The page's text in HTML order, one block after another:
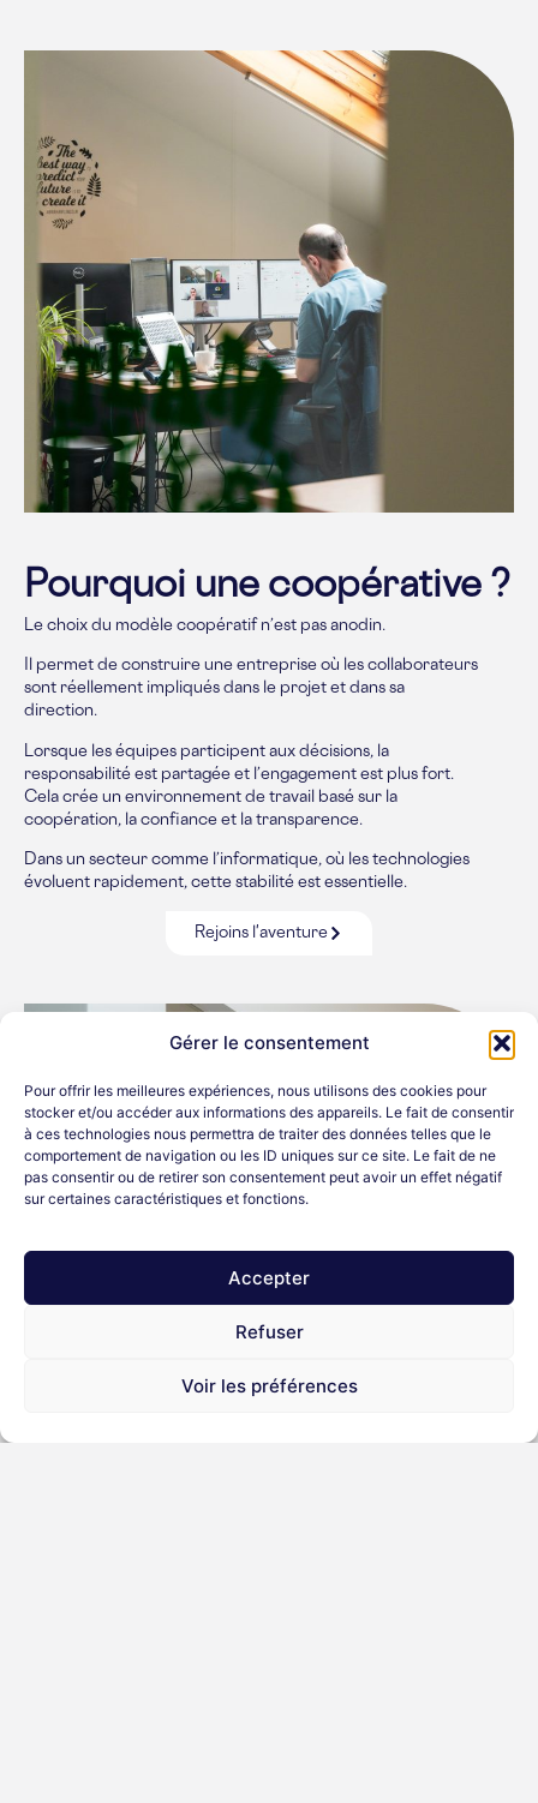
Gérer le consentement
Pour offrir les meilleures expériences, nous utilisons des cookies pour
stocker et/ou accéder aux informations des appareils. Le fait de consentir
à ces technologies nous permettra de traiter des données telles que le
comportement de navigation ou les ID uniques sur ce site. Le fait de ne
pas consentir ou de retirer son consentement peut avoir un effet négatif
sur certaines caractéristiques et fonctions.
Accepter
Refuser
Voir les préférences
Pourquoi une coopérative ?
Le choix du modèle coopératif n’est pas anodin.
Il permet de construire une entreprise où les collaborateurs
sont réellement impliqués dans le projet et dans sa
direction.
Lorsque les équipes participent aux décisions, la
responsabilité est partagée et l’engagement est plus fort.
Cela crée un environnement de travail basé sur la
coopération, la confiance et la transparence.
Dans un secteur comme l’informatique, où les technologies
évoluent rapidement, cette stabilité est essentielle.
Rejoins l'aventure